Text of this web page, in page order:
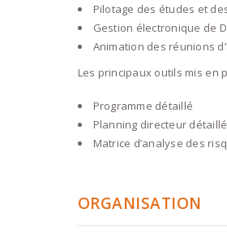
Pilotage des études et
Gestion électronique de
Animation des réunions
Les principaux outils mis en
Programme détaillé
Planning directeur détaillé
Matrice d’analyse des
ORGANISATION